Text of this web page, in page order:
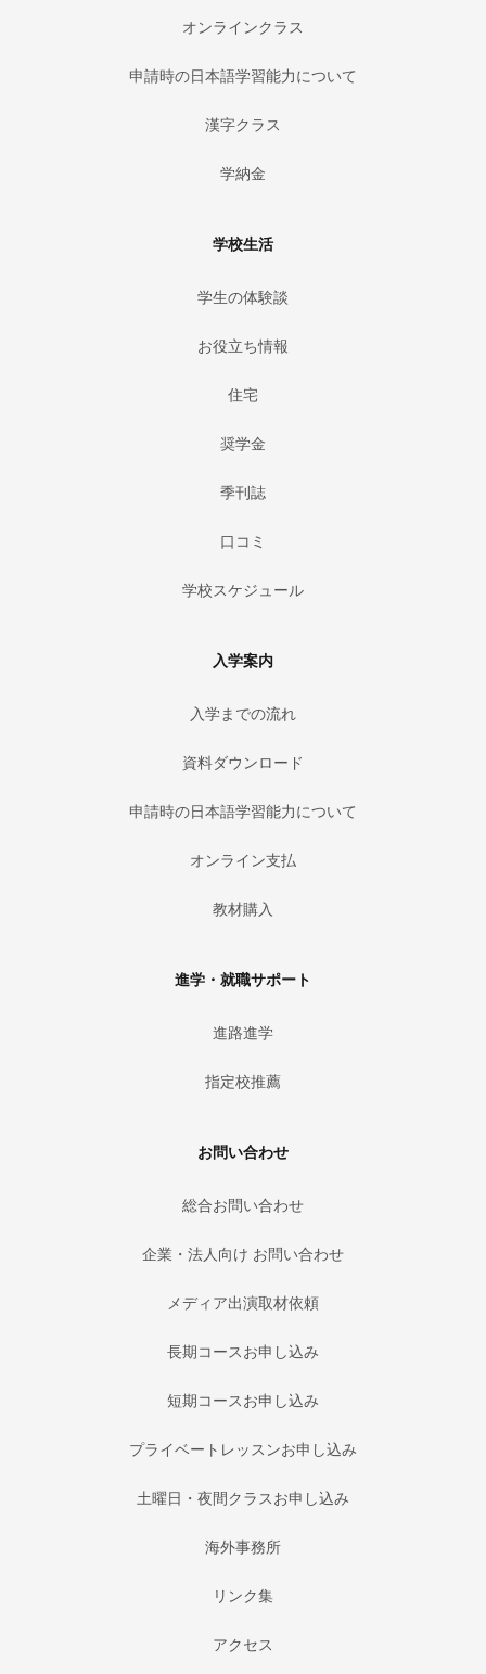
オンラインクラス
申請時の日本語学習能力について
漢字クラス
学納金
学校生活
学生の体験談
お役立ち情報
住宅
奨学金
季刊誌
口コミ
学校スケジュール
入学案内
入学までの流れ
資料ダウンロード
申請時の日本語学習能力について
オンライン支払
教材購入
進学・就職サポート
進路進学
指定校推薦
お問い合わせ
総合お問い合わせ
企業・法人向け お問い合わせ
メディア出演取材依頼
長期コースお申し込み
短期コースお申し込み
プライベートレッスンお申し込み
土曜日・夜間クラスお申し込み
海外事務所
リンク集
アクセス